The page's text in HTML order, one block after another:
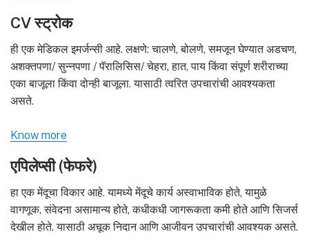
CV स्ट्रोक
ही एक मेडिकल इमर्जन्सी आहे. लक्षणे: चालणे, बोलणे, समजून घेण्यात अडचण,
अशक्तपणा/ सुन्नपणा / पॅरालिसिस/ चेहरा, हात, पाय किंवा संपूर्ण शरीराच्या
एका बाजूला किंवा दोन्ही बाजूला. यासाठी त्वरित उपचारांची आवश्यकता
असते.
Know more
एपिलेप्सी (फेफरे)
हा एक मेंदूचा विकार आहे. यामध्ये मेंदूचे कार्य अस्वाभाविक होते, यामुळे
वागणूक, संवेदना असामान्य होते, कधीकधी जागरूकता कमी होते आणि सिजर्स
देखील होते. यासाठी अचूक निदान आणि आजीवन उपचारांची आवश्यक असते.